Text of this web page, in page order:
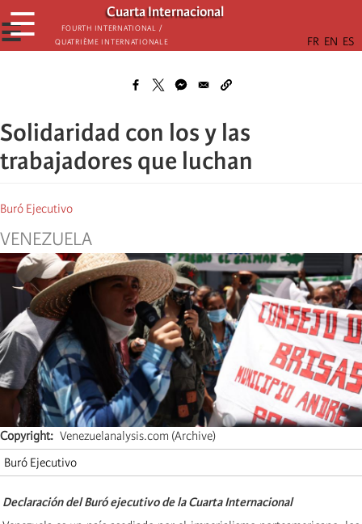
Skip
to
main
Cuarta Internacional
Fourth International /
Quatrième internationale
☰
☰
Solidaridad con los y las
trabajadores que luchan
Buró Ejecutivo
VENEZUELA
Copyright
Venezuelanalysis.com (Archive)
Buró Ejecutivo
Declaración del Buró ejecutivo de la Cuarta Internacional